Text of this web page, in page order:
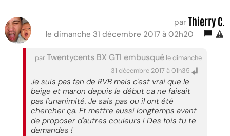
par Thierry C.
le dimanche 31 décembre 2017 à 02h20
parTwentycents BX GTI embusqué le dimanche
31 décembre 2017 à 01h35
Je suis pas fan de RVB mais c'est vrai que le
beige et maron depuis le début ca ne faisait
pas l'unanimité. Je sais pas ou il ont été
chercher ça. Et mettre aussi longtemps avant
de proposer d'autres couleurs ! Des fois tu te
demandes !